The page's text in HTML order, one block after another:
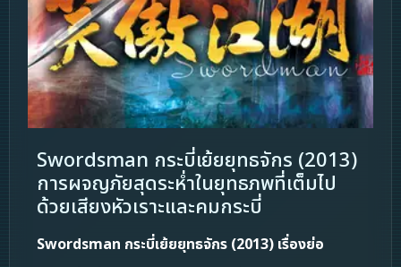
Swordsman กระบี่เย้ยยุทธจักร (2013)
การผจญภัยสุดระห่ำในยุทธภพที่เต็มไป
ด้วยเสียงหัวเราะและคมกระบี่
Swordsman กระบี่เย้ยยุทธจักร (2013) เรื่องย่อ